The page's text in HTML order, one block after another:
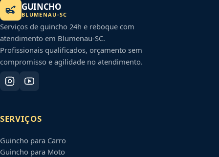
GUINCHO
BLUMENAU-SC
Serviços de guincho 24h e reboque com
atendimento em Blumenau-SC.
Profissionais qualificados, orçamento sem
compromisso e agilidade no atendimento.
SERVIÇOS
Guincho para Carro
Guincho para Moto